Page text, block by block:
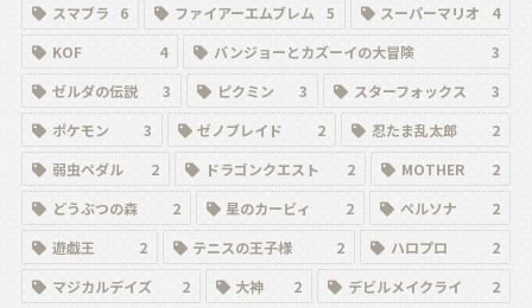
スマブラ 6 ファイアーエムブレム 5 スーパーマリオ
4
KOF
4 バンジョーとカズーイの大冒険
3
ゼルダの伝説
3 ピクミン 3 スターフォックス
3
ポケモン
3 ゼノブレイド 2 忍たま乱太郎
2
弱虫ペダル
2 ドラゴンクエスト 2 MOTHER
2
どうぶつの森
2 星のカービィ 2 ペルソナ
2
遊戯王
2 テニスの王子様 2 ハロプロ
2
マジカルデイズ
2 大神 2 デビルメイクライ
2